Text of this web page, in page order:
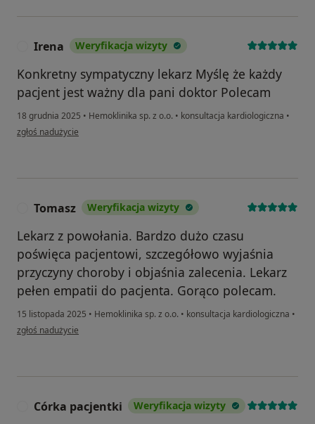
Irena Weryfikacja wizyty
Konkretny sympatyczny lekarz Myślę że każdy
pacjent jest ważny dla pani doktor Polecam
18 grudnia 2025 • Hemoklinika sp. z o.o. • konsultacja kardiologiczna •
w opinii użytkownika Irena
zgłoś nadużycie
Tomasz Weryfikacja wizyty
Lekarz z powołania. Bardzo dużo czasu
poświęca pacjentowi, szczegółowo wyjaśnia
przyczyny choroby i objaśnia zalecenia. Lekarz
pełen empatii do pacjenta. Gorąco polecam.
15 listopada 2025 • Hemoklinika sp. z o.o. • konsultacja kardiologiczna •
w opinii użytkownika Tomasz
zgłoś nadużycie
Córka pacjentki Weryfikacja wizyty